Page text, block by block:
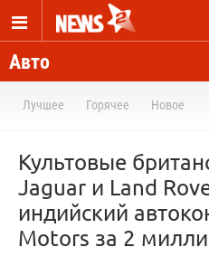
Авто
Лучшее Горячее Новое
Культовые
Jaguar и Land
индийский
Motors за 2